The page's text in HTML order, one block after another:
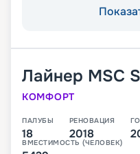
Лайнер MSC
КОМФОРТ
ПАЛУБЫ
18
РЕНОВАЦИЯ
2018
ВМЕСТИМОСТЬ (ЧЕЛОВЕК)